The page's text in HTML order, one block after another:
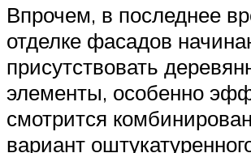
Впрочем, в последнее
отделке фасадов
присутствовать
элементы, особенно
смотрится
вариант